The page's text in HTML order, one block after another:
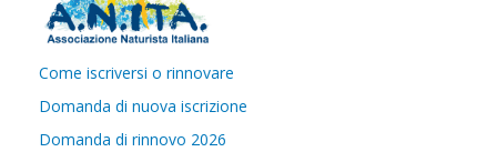
Come iscriversi o rinnovare
Domanda di nuova iscrizione
Domanda di rinnovo 2026